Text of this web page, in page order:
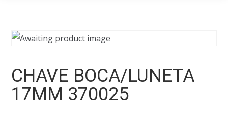
CHAVE BOCA/LUNETA
17MM 370025